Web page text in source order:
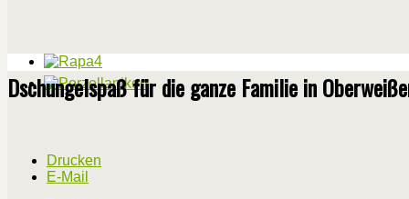
Dschungelspaß für die ganze Familie in
Drucken
E-Mail